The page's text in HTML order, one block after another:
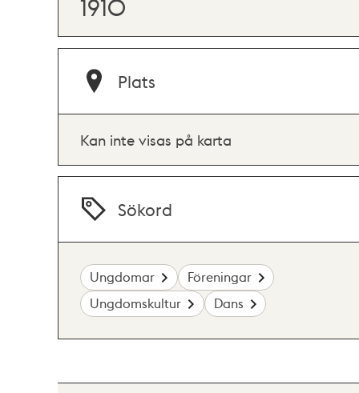
1910
Plats
Kan inte visas på karta
Sökord
Ungdomar
Föreningar
Ungdomskultur
Dans